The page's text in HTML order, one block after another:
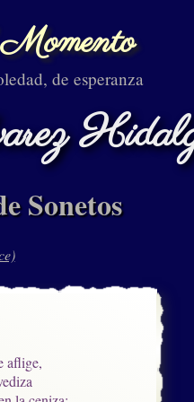
de esperanza
Sonetos
aflige,